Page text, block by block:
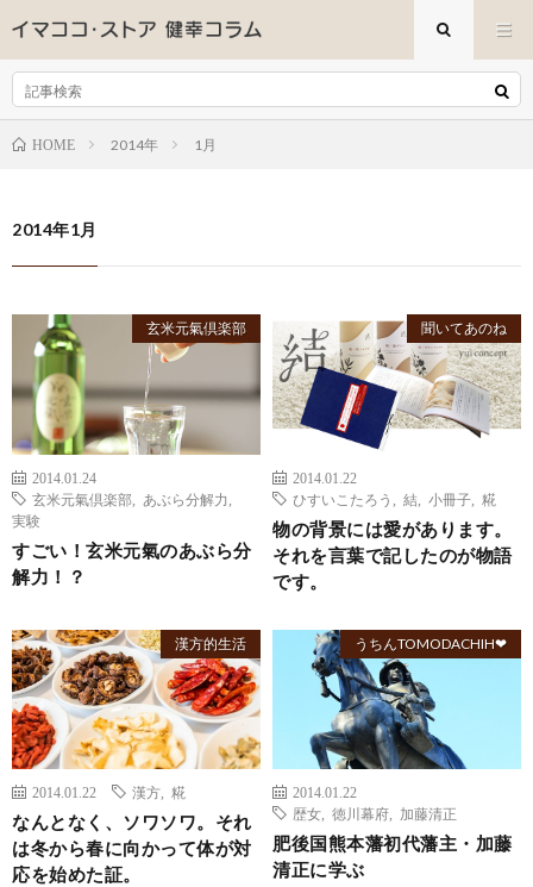
HOME 2014年 1月
2014年1月
玄米元氣倶楽部
2014.01.24
玄米元氣倶楽部
あぶら分解力
実験
すごい！玄米元氣のあぶら分
解力！？
聞いてあのね
2014.01.22
ひすいこたろう
結 小冊子 糀
物の背景には愛があります。
それを言葉で記したのが物語
です。
漢方的生活
2014.01.22 漢方 糀
なんとなく、ソワソワ。それ
は冬から春に向かって体が対
応を始めた証。
うちんTOMODACHIH❤
2014.01.22
歴女
徳川幕府 加藤清正
肥後国熊本藩初代藩主・加藤
清正に学ぶ